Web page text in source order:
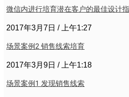
微信内进行培育潜在客户的最佳设计
2017年3月7日 上午1:27
场景案例2 销售线索培育
2017年3月9日 上午1:18
场景案例1 发现销售线索